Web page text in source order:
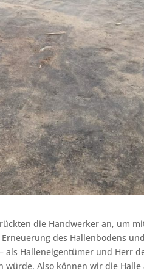
die Handwerker an, um
des Hallenbodens
als Halleneigentümer und Herr
würde. Also können wir die Halle